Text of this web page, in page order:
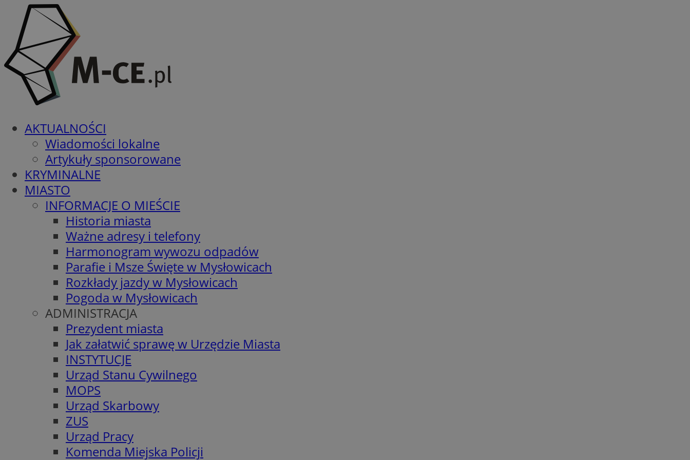
AKTUALNOŚCI
Wiadomości lokalne
Artykuły sponsorowane
KRYMINALNE
MIASTO
INFORMACJE O MIEŚCIE
Historia miasta
Ważne adresy i telefony
Harmonogram wywozu odpadów
Parafie i Msze Święte w Mysłowicach
Rozkłady jazdy w Mysłowicach
Pogoda w Mysłowicach
ADMINISTRACJA
Prezydent miasta
Jak załatwić sprawę w Urzędzie Miasta
INSTYTUCJE
Urząd Stanu Cywilnego
MOPS
Urząd Skarbowy
ZUS
Urząd Pracy
Komenda Miejska Policji